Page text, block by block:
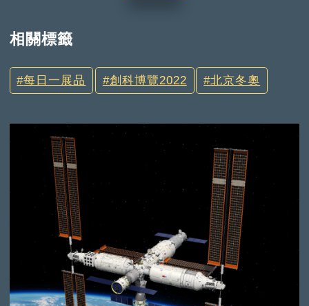
相關標籤
每日一展品 創科博覽2022 北京冬奧